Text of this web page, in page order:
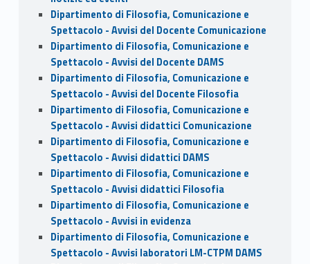
Dipartimento di Filosofia, Comunicazione e
Spettacolo - Avvisi del Docente Comunicazione
Dipartimento di Filosofia, Comunicazione e
Spettacolo - Avvisi del Docente DAMS
Dipartimento di Filosofia, Comunicazione e
Spettacolo - Avvisi del Docente Filosofia
Dipartimento di Filosofia, Comunicazione e
Spettacolo - Avvisi didattici Comunicazione
Dipartimento di Filosofia, Comunicazione e
Spettacolo - Avvisi didattici DAMS
Dipartimento di Filosofia, Comunicazione e
Spettacolo - Avvisi didattici Filosofia
Dipartimento di Filosofia, Comunicazione e
Spettacolo - Avvisi in evidenza
Dipartimento di Filosofia, Comunicazione e
Spettacolo - Avvisi laboratori LM-CTPM DAMS